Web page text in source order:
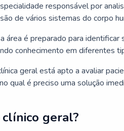
responsável por
de vários sistemas do corpo
área é preparado para
conhecimento em diferentes
geral está apto a avaliar
qual é preciso uma solução
geral?